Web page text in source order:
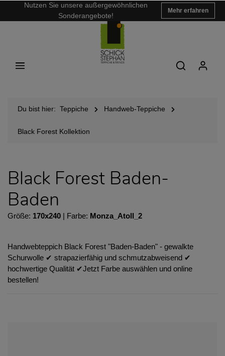
Nutzen Sie unsere außergewöhnlichen
Sonderangebote!
Mehr erfahren
Du bist hier: Teppiche Handweb-Teppiche
Black Forest Kollektion
Black Forest Baden-
Baden
Größe: 170x240 | Farbe: Monza_Atoll_2
Handwebteppich Black Forest "Baden-Baden" - gewalkte
Schurwolle ✔︎ strapazierfähig und schmutzabweisend ✔︎
hochwertige Qualität ✔︎Jetzt Farbe auswählen und online
bestellen!